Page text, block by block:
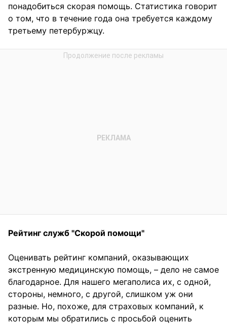
понадобиться скорая помощь. Статистика говорит
о том, что в течение года она требуется каждому
третьему петербуржцу.
Рейтинг служб "Скорой помощи"
Оценивать рейтинг компаний, оказывающих
экстренную медицинскую помощь, – дело не самое
благодарное. Для нашего мегаполиса их, с одной,
стороны, немного, с другой, слишком уж они
разные. Но, похоже, для страховых компаний, к
которым мы обратились с просьбой оценить